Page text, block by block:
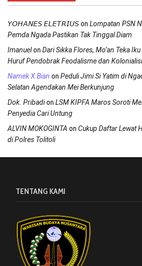
𝘠𝘖𝘏𝘈𝘕𝘌𝘚 𝘌𝘓𝘌𝘛𝘙𝘐𝘜𝘚on Lompatan PSN
Pemda Ngada Pastikan Tak Tinggal Diam
Imanuelon Dari Sikka Flores, Mo’an Teka
Huruf Pendobrak Feodalisme dan
Namek X Bian on Peduli Jimi Si Yatim di
Selatan Agendakan Mei Berkunjung
Dok. Pribadion LSM KIPFA Maros Soroti
Penyedia Cari Untung
ALVIN MOKOGINTA on Cukup Daftar Lewat
di Polres Tolitoli
TENTANG KAMI